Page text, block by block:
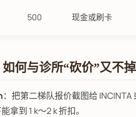
500 现金或刷卡
何与诊所“砍价”又不
：把第二梯队报价截图给 INCINTA
拿到 1 k～2 k 折扣。